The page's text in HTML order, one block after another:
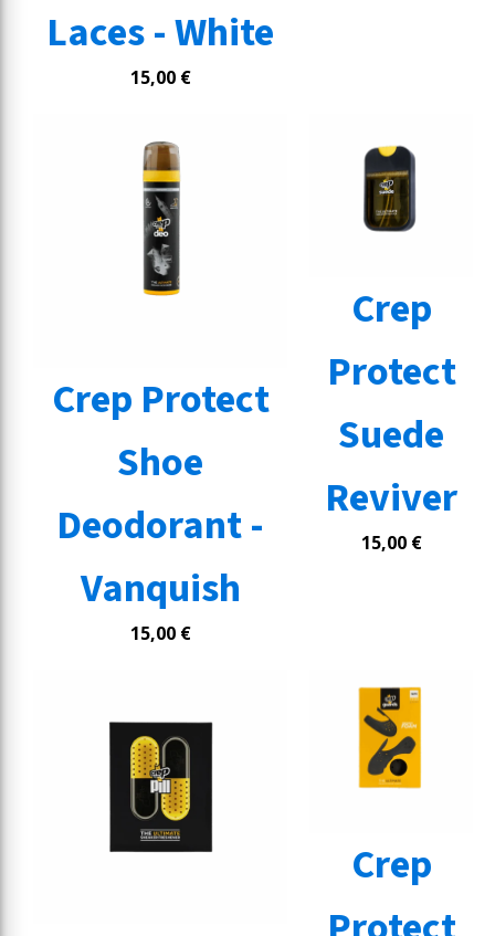
Laces - White
15,00 €
Crep Protect
Shoe
Deodorant -
Vanquish
15,00 €
Crep
Protect
Suede
Reviver
15,00 €
Crep